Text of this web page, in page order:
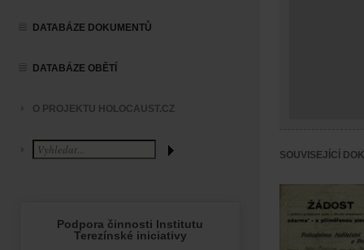
DATABÁZE DOKUMENTŮ
DATABÁZE OBĚTÍ
O PROJEKTU HOLOCAUST.CZ
SOUVISEJÍCÍ